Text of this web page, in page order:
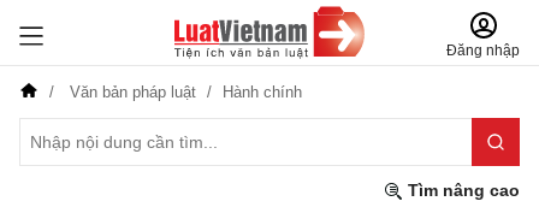
Đăng nhập
Văn bản pháp luật Hành chính
Tìm nâng cao